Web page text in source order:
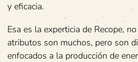
y eficacia.
Esa es la experticia de Recope,
atributos son muchos, pero son
enfocados a la producción de